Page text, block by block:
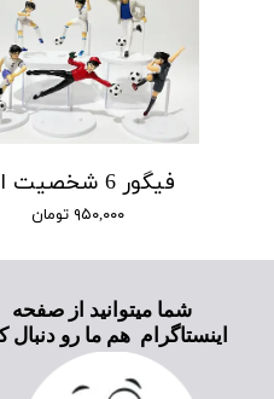
۹۵۰,۰۰۰ تومان
شما میتوانید از صفحه
اینستاگرام هم ما رو دنبال